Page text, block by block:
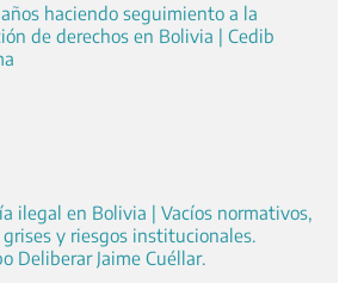
haciendo seguimiento a la
de derechos en Bolivia | Cedib
ilegal en Bolivia | Vacíos normativos,
grises y riesgos institucionales.
Deliberar Jaime Cuéllar.